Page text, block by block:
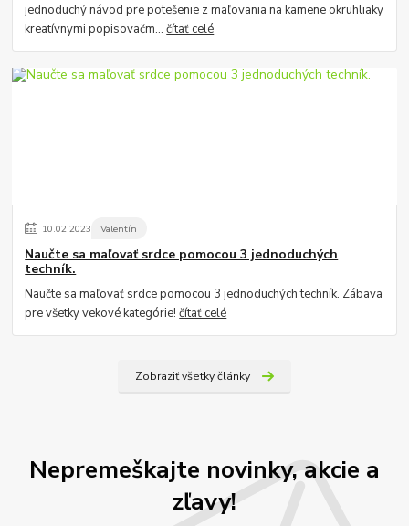
jednoduchý návod pre potešenie z maľovania na kamene okruhliaky
kreatívnymi popisovačm...čítať celé
10.02.2023 Valentín
Naučte sa maľovať srdce pomocou 3 jednoduchých
techník.
Naučte sa maľovať srdce pomocou 3 jednoduchých techník. Zábava
pre všetky vekové kategórie!čítať celé
Zobraziť všetky články
Nepremeškajte novinky, akcie a
zľavy!